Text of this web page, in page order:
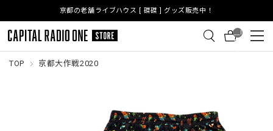
京都の老舗ライブハウス [ 磔磔 ] グッズ販売中！
__I
TM
_C
TOP 京都大作戦2020